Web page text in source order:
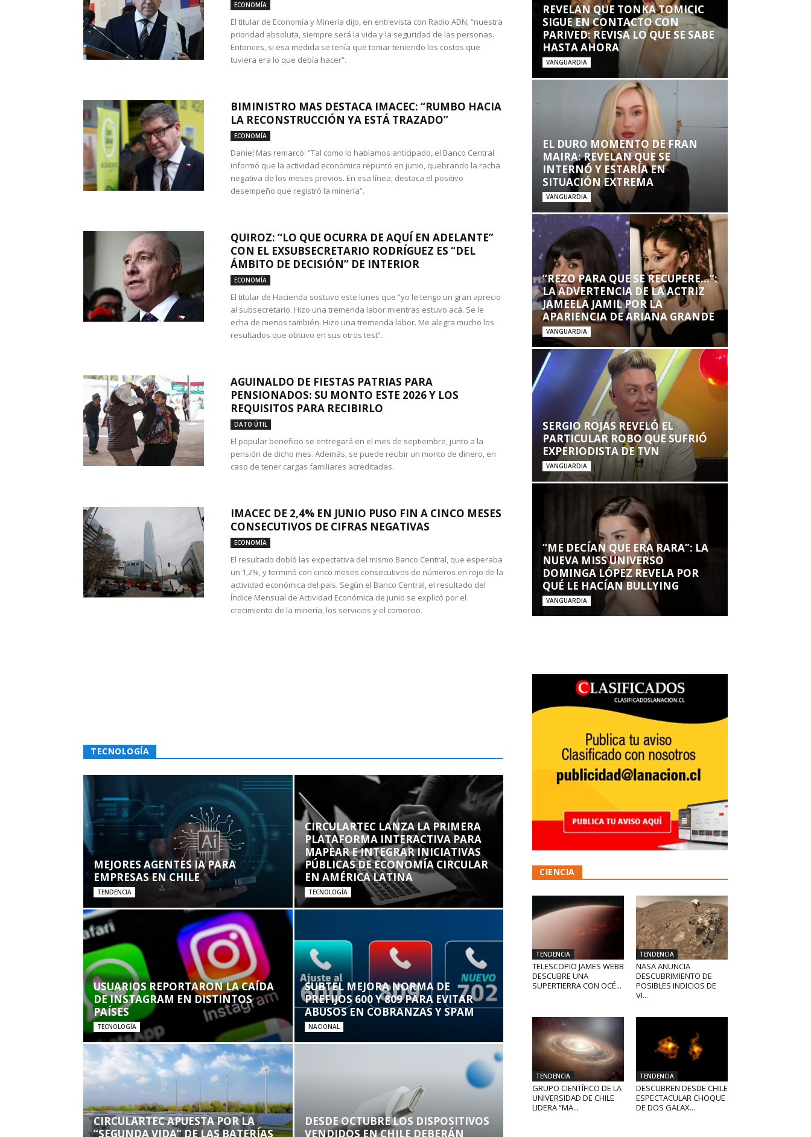
ECONOMÍA
El titular de Economía y Minería dijo, en entrevista con Radio ADN, “nuestra
prioridad absoluta, siempre será la vida y la seguridad de las personas.
Entonces, si esa medida se tenía que tomar teniendo los costos que
tuviera era lo que debía hacer”.
BIMINISTRO MAS DESTACA IMACEC: “RUMBO HACIA
LA RECONSTRUCCIÓN YA ESTÁ TRAZADO”
ECONOMÍA
Daniel Mas remarcó: “Tal como lo habíamos anticipado, el Banco Central
informó que la actividad económica repuntó en junio, quebrando la racha
negativa de los meses previos. En esa línea, destaca el positivo
desempeño que registró la minería”.
QUIROZ: “LO QUE OCURRA DE AQUÍ EN ADELANTE”
CON EL EXSUBSECRETARIO RODRÍGUEZ ES “DEL
ÁMBITO DE DECISIÓN” DE INTERIOR
ECONOMÍA
El titular de Hacienda sostuvo este lunes que “yo le tengo un gran aprecio
al subsecretario. Hizo una tremenda labor mientras estuvo acá. Se le
echa de menos también. Hizo una tremenda labor. Me alegra mucho los
resultados que obtuvo en sus otros test”.
AGUINALDO DE FIESTAS PATRIAS PARA
PENSIONADOS: SU MONTO ESTE 2026 Y LOS
REQUISITOS PARA RECIBIRLO
DATO ÚTIL
El popular beneficio se entregará en el mes de septiembre, junto a la
pensión de dicho mes. Además, se puede recibir un monto de dinero, en
caso de tener cargas familiares acreditadas.
IMACEC DE 2,4% EN JUNIO PUSO FIN A CINCO MESES
CONSECUTIVOS DE CIFRAS NEGATIVAS
ECONOMÍA
El resultado dobló las expectativa del mismo Banco Central, que esperaba
un 1,2%, y terminó con cinco meses consecutivos de números en rojo de la
actividad económica del país. Según el Banco Central, el resultado del
Índice Mensual de Actividad Económica de junio se explicó por el
crecimiento de la minería, los servicios y el comercio.
TECNOLOGÍA
MEJORES AGENTES IA PARA
EMPRESAS EN CHILE
TENDENCIA
CIRCULARTEC LANZA LA PRIMERA
PLATAFORMA INTERACTIVA PARA
MAPEAR E INTEGRAR INICIATIVAS
PÚBLICAS DE ECONOMÍA CIRCULAR
EN AMÉRICA LATINA
TECNOLOGÍA
USUARIOS REPORTARON LA CAÍDA
DE INSTAGRAM EN DISTINTOS
PAÍSES
TECNOLOGÍA
SUBTEL MEJORA NORMA DE
PREFIJOS 600 Y 809 PARA EVITAR
ABUSOS EN COBRANZAS Y SPAM
NACIONAL
CIRCULARTEC APUESTA POR LA
“SEGUNDA VIDA” DE LAS BATERÍAS
DESDE OCTUBRE LOS DISPOSITIVOS
VENDIDOS EN CHILE DEBERÁN
REVELAN QUE TONKA TOMICIC
SIGUE EN CONTACTO CON
PARIVED: REVISA LO QUE SE SABE
HASTA AHORA
VANGUARDIA
EL DURO MOMENTO DE FRAN
MAIRA: REVELAN QUE SE
INTERNÓ Y ESTARÍA EN
SITUACIÓN EXTREMA
VANGUARDIA
“REZO PARA QUE SE RECUPERE…”:
LA ADVERTENCIA DE LA ACTRIZ
JAMEELA JAMIL POR LA
APARIENCIA DE ARIANA GRANDE
VANGUARDIA
SERGIO ROJAS REVELÓ EL
PARTICULAR ROBO QUE SUFRIÓ
EXPERIODISTA DE TVN
VANGUARDIA
“ME DECÍAN QUE ERA RARA”: LA
NUEVA MISS UNIVERSO
DOMINGA LÓPEZ REVELA POR
QUÉ LE HACÍAN BULLYING
VANGUARDIA
CIENCIA
TENDENCIA
TELESCOPIO JAMES WEBB
DESCUBRE UNA
SUPERTIERRA CON OCÉ...
TENDENCIA
NASA ANUNCIA
DESCUBRIMIENTO DE
POSIBLES INDICIOS DE
VI...
TENDENCIA
GRUPO CIENTÍFICO DE LA
UNIVERSIDAD DE CHILE
LIDERA “MA...
TENDENCIA
DESCUBREN DESDE CHILE
ESPECTACULAR CHOQUE
DE DOS GALAX...